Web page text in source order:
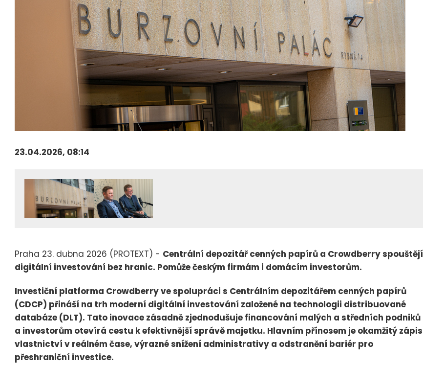
23.04.2026, 08:14
Praha 23. dubna 2026 (PROTEXT) - Centrální depozitář cenných papírů a Crowdberry spouštějí
digitální investování bez hranic. Pomůže českým firmám i domácím investorům.
Investiční platforma Crowdberry ve spolupráci s Centrálním depozitářem cenných papírů
(CDCP) přináší na trh moderní digitální investování založené na technologii distribuované
databáze (DLT). Tato inovace zásadně zjednodušuje financování malých a středních podniků
a investorům otevírá cestu k efektivnější správě majetku. Hlavním přínosem je okamžitý zápis
vlastnictví v reálném čase, výrazné snížení administrativy a odstranění bariér pro
přeshraniční investice.